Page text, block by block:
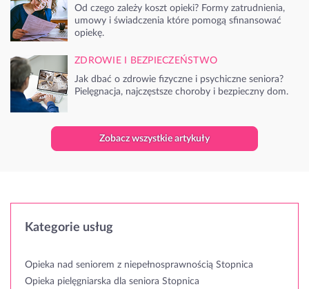
Od czego zależy koszt opieki? Formy zatrudnienia,
umowy i świadczenia które pomogą sfinansować
opiekę.
ZDROWIE I BEZPIECZEŃSTWO
Jak dbać o zdrowie fizyczne i psychiczne seniora?
Pielęgnacja, najczęstsze choroby i bezpieczny dom.
Zobacz wszystkie artykuły
Kategorie usług
Opieka nad seniorem z niepełnosprawnością Stopnica
Opieka pielęgniarska dla seniora Stopnica